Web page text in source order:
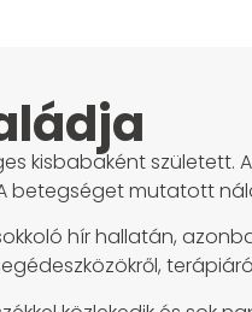
kisbabaként
betegséget mutatott
hír hallatán,